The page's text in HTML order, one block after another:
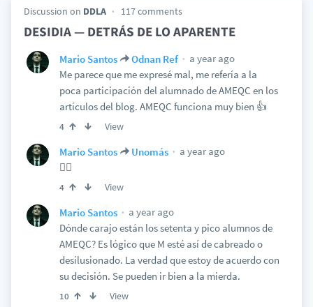
Discussion on DDLA 117 comments
DESIDIA — DETRÁS DE LO APARENTE
Mario Santos Odnan Ref
a year ago
Me parece que me expresé mal, me refería a la
poca participación del alumnado de AMEQC en los
artículos del blog. AMEQC funciona muy bien 👍
4 View
Mario Santos Unomás
a year ago
🤦‍♂
4 View
Mario Santos
a year ago
Dónde carajo están los setenta y pico alumnos de
AMEQC? Es lógico que M esté así de cabreado o
desilusionado. La verdad que estoy de acuerdo con
su decisión. Se pueden ir bien a la mierda.
10 View